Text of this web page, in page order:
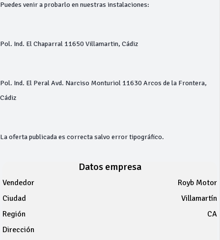
Puedes venir a probarlo en nuestras instalaciones:
Pol. Ind. El Chaparral 11650 Villamartin, Cádiz
Pol. Ind. El Peral Avd. Narciso Monturiol 11630 Arcos de la Frontera,
Cádiz
La oferta publicada es correcta salvo error tipográfico.
Datos empresa
Vendedor
Royb Motor
Ciudad
Villamartín
Región
CA
Dirección